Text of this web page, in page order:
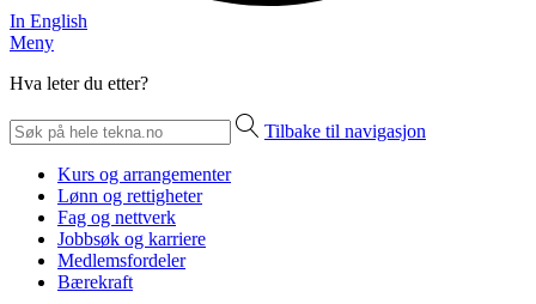
In English
Meny
Hva leter du etter?
Tilbake til navigasjon
Kurs og arrangementer
Lønn og rettigheter
Fag og nettverk
Jobbsøk og karriere
Medlemsfordeler
Bærekraft